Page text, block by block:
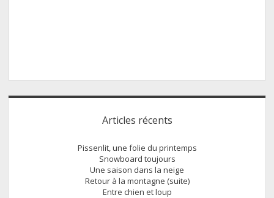
Sidebar
Articles récents
Pissenlit, une folie du printemps
Snowboard toujours
Une saison dans la neige
Retour à la montagne (suite)
Entre chien et loup